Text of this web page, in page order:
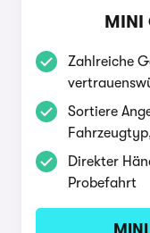
MINI
Zahlreiche
Sortiere
Direkter
Probefahrt